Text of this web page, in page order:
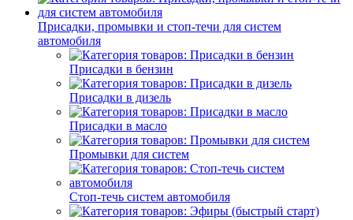
Присадки, промывки и стоп-течи для систем
автомобиля
Присадки в бензин
Присадки в дизель
Присадки в масло
Промывки для систем
Стоп-течь систем автомобиля